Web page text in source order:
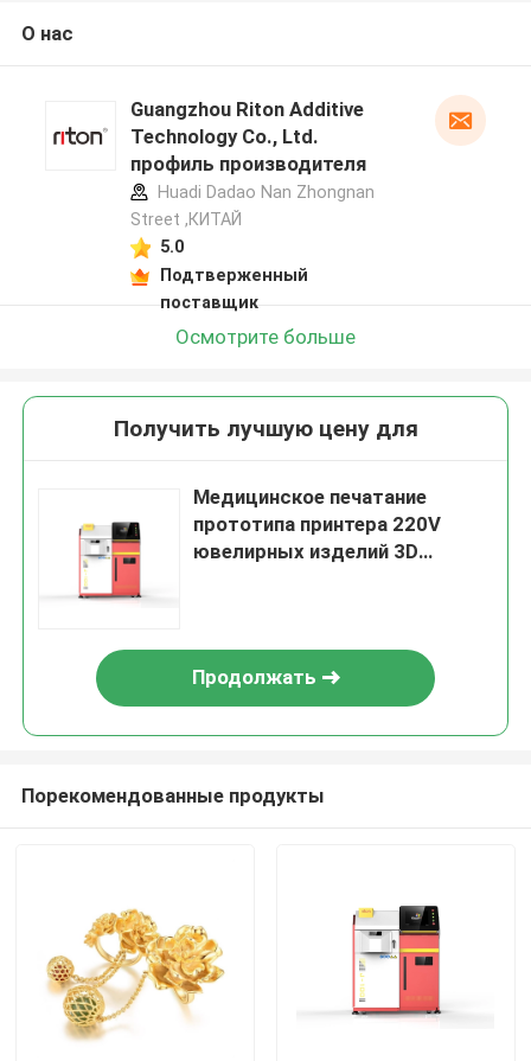
О нас
Guangzhou Riton Additive
Technology Co., Ltd.
профиль производителя
Huadi Dadao Nan Zhongnan
Street ,КИТАЙ
5.0
Подтверженный
поставщик
Осмотрите больше
Получить лучшую цену для
Медицинское печатание
прототипа принтера 220V
ювелирных изделий 3D
Продолжать
Порекомендованные продукты